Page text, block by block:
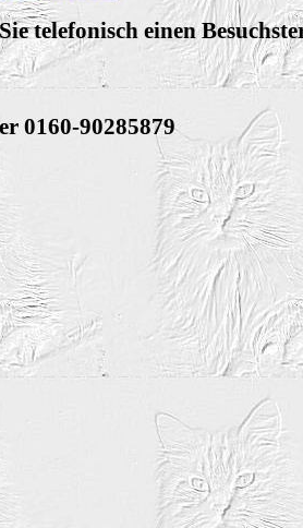
telefonisch einen
0160-90285879